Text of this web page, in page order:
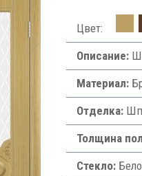
Цвет:
Описание:
Материал:
Отделка:
Толщина
Стекло: